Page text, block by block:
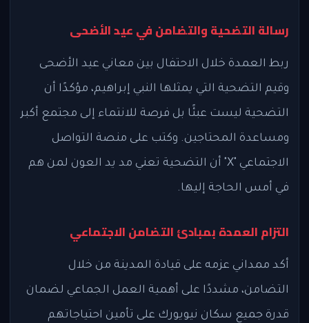
رسالة التضحية والتضامن في عيد الأضحى
ربط العمدة خلال الاحتفال بين معاني عيد الأضحى
وقيم التضحية التي يمثلها النبي إبراهيم، مؤكدًا أن
التضحية ليست عبئًا بل فرصة للانتماء إلى مجتمع أكبر
ومساعدة المحتاجين. وكتب على منصة التواصل
الاجتماعي "X" أن التضحية تعني مد يد العون لمن هم
في أمس الحاجة إليها.
التزام العمدة بمبادئ التضامن الاجتماعي
أكد ممداني عزمه على قيادة المدينة من خلال
التضامن، مشددًا على أهمية العمل الجماعي لضمان
قدرة جميع سكان نيويورك على تأمين احتياجاتهم